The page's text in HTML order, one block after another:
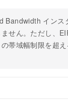
Bandwidth インス
せん。ただし、
帯域幅制限を超